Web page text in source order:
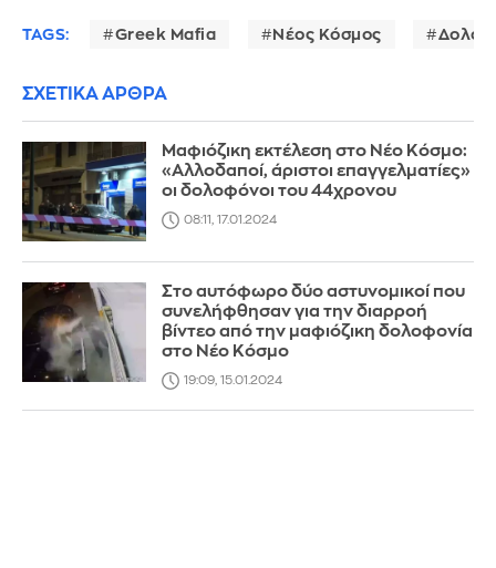
TAGS: Greek Mafia Νέος Κόσμος
ΣΧΕΤΙΚΑ ΑΡΘΡΑ
Μαφιόζικη εκτέλεση στο Νέο Κόσμο:
«Αλλοδαποί, άριστοι επαγγελματίες»
οι δολοφόνοι του 44χρονου
08:11, 17.01.2024
Στο αυτόφωρο δύο αστυνομικοί που
συνελήφθησαν για την διαρροή
βίντεο από την μαφιόζικη δολοφονία
στο Νέο Κόσμο
19:09, 15.01.2024